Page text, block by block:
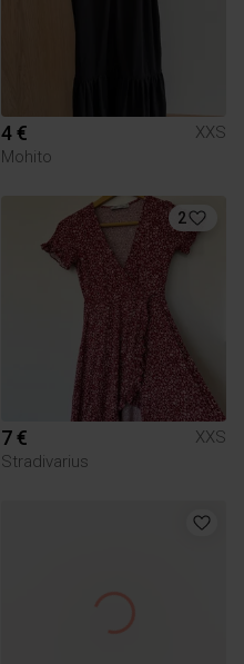
4 €
XXS
Mohito
2
7 €
XXS
Stradivarius